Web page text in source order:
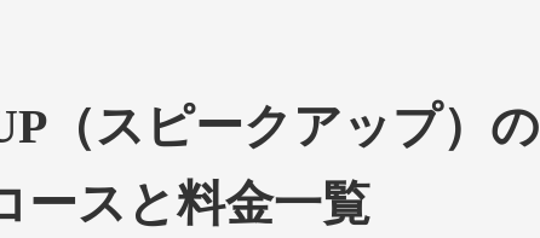
（スピークアップ）の
ースと料金一覧